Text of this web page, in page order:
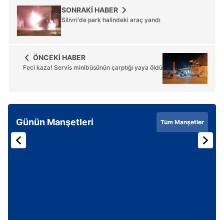
SONRAKİ HABER
Silivri'de park halindeki araç yandı
ÖNCEKİ HABER
Feci kaza! Servis minibüsünün çarptığı yaya öldü
Günün Manşetleri Tüm Manşetler